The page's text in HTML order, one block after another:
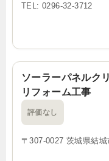
TEL: 0296-32-3712
ソーラーパネルク
リフォーム工事
評価なし
〒307-0027 茨城県結城